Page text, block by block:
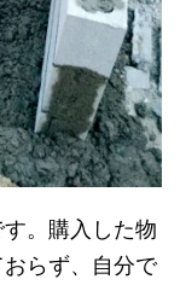
。購入した物
らず、自分で